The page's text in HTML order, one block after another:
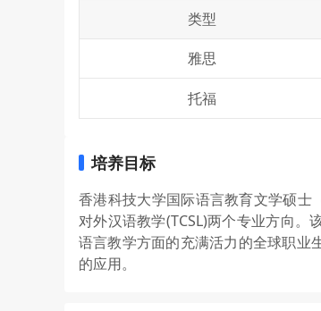
类型
雅思
托福
培养目标
香港科技大学国际语言教育文学硕士
对外汉语教学(TCSL)两个专业方向
语言教学方面的充满活力的全球职业
的应用。